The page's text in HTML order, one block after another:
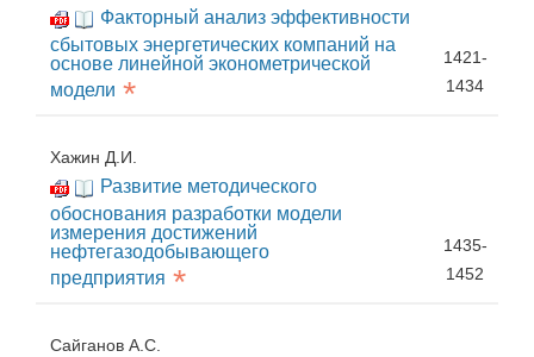
Факторный анализ эффективности
сбытовых энергетических компаний на
основе линейной эконометрической
модели *
1421-
1434
Хажин Д.И.
Развитие методического
обоснования разработки модели
измерения достижений
нефтегазодобывающего
предприятия *
1435-
1452
Сайганов А.С.